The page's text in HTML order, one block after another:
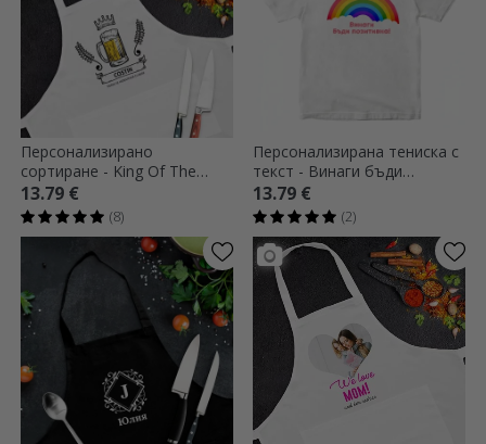
Персонализирано
сортиране - King Of The
Beer
13.79 €
(8)
Персонализирана тениска с
текст - Винаги бъди
позитивен
13.79 €
(2)